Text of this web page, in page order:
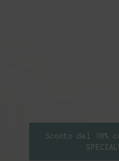
Sconto del 10%